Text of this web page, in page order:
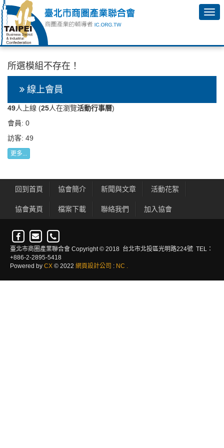
所選模組不存在！
線上會員
49人上線 (25人在瀏覽活動行事曆)
會員: 0
訪客: 49
更多...
回到首頁 協會簡介 新聞與文章 活動花絮
協會黃頁 檔案下載 聯絡我們 加入協會
臺北市商圈產業聯合會 Copyright © 2018 台北市北投區光明路224號 TEL：
+886-2-2895-5418
Powered by CX © 2022 網頁設計公司 : NC .